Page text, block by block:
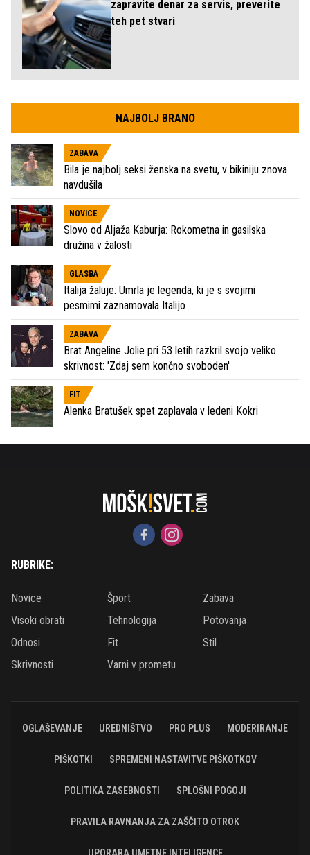
zapravite denar za servis, preverite
teh pet stvari
NAJBOLJ BRANO
ZABAVA
Bila je najbolj seksi ženska na svetu, v bikiniju znova
navdušila
NOVICE
Slovo od Aljaža Kaburja: Rokometna in gasilska
družina v žalosti
GLASBA
Italija žaluje: Umrla je legenda, ki je s svojimi
pesmimi zaznamovala Italijo
ZABAVA
Brat Angeline Jolie pri 53 letih razkril svojo veliko
skrivnost: 'Zdaj sem končno svoboden'
FIT
Alenka Bratušek spet zaplavala v ledeni Kokri
RUBRIKE:
Novice Šport
Zabava
Visoki obrati
Tehnologija
Potovanja
Odnosi
Fit
Stil
Skrivnosti
Varni v prometu
OGLAŠEVANJE UREDNIŠTVO PRO PLUS MODERIRANJE
PIŠKOTKI SPREMENI NASTAVITVE PIŠKOTKOV
POLITIKA ZASEBNOSTI SPLOŠNI POGOJI
PRAVILA RAVNANJA ZA ZAŠČITO OTROK
UPORABA UMETNE INTELIGENCE